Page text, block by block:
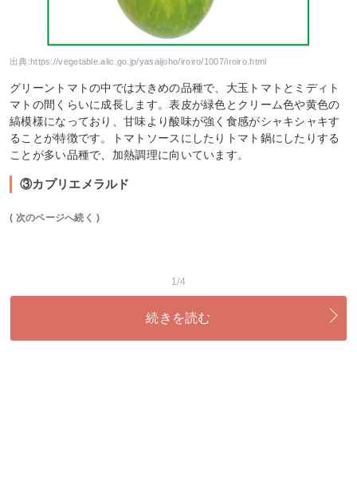
出典: https://vegetable.alic.go.jp/yasaijoho/iroiro/1007/iroiro.html
グリーントマトの中では大きめの品種で、大玉トマトとミディト
マトの間くらいに成長します。表皮が緑色とクリーム色や黄色の
縞模様になっており、甘味より酸味が強く食感がシャキシャキす
ることが特徴です。トマトソースにしたりトマト鍋にしたりする
ことが多い品種で、加熱調理に向いています。
③カプリエメラルド
( 次のページへ続く )
1/4
続きを読む